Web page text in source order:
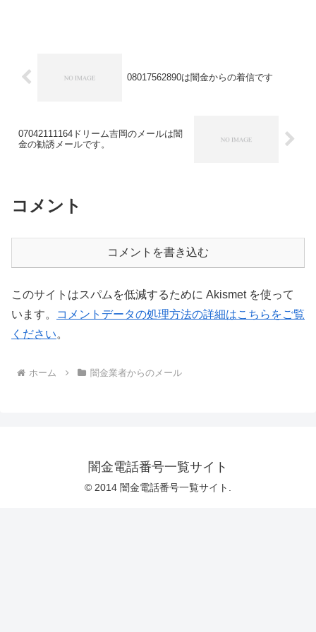
08017562890は闇金からの着信です
07042111164ドリーム吉岡のメールは闇
金の勧誘メールです。
コメント
コメントを書き込む
このサイトはスパムを低減するために Akismet を使って
います。
コメントデータの処理方法の詳細はこちらをご覧
ください。
ホーム 闇金業者からのメール
闇金電話番号一覧サイト
© 2014 闇金電話番号一覧サイト.